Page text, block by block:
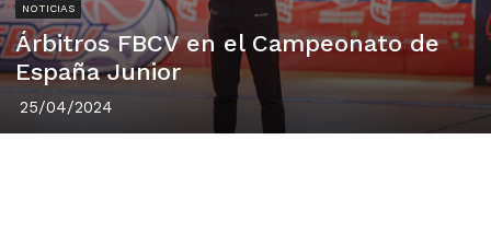
NOTICIAS
Árbitros FBCV en el Campeonato de
España Junior
25/04/2024